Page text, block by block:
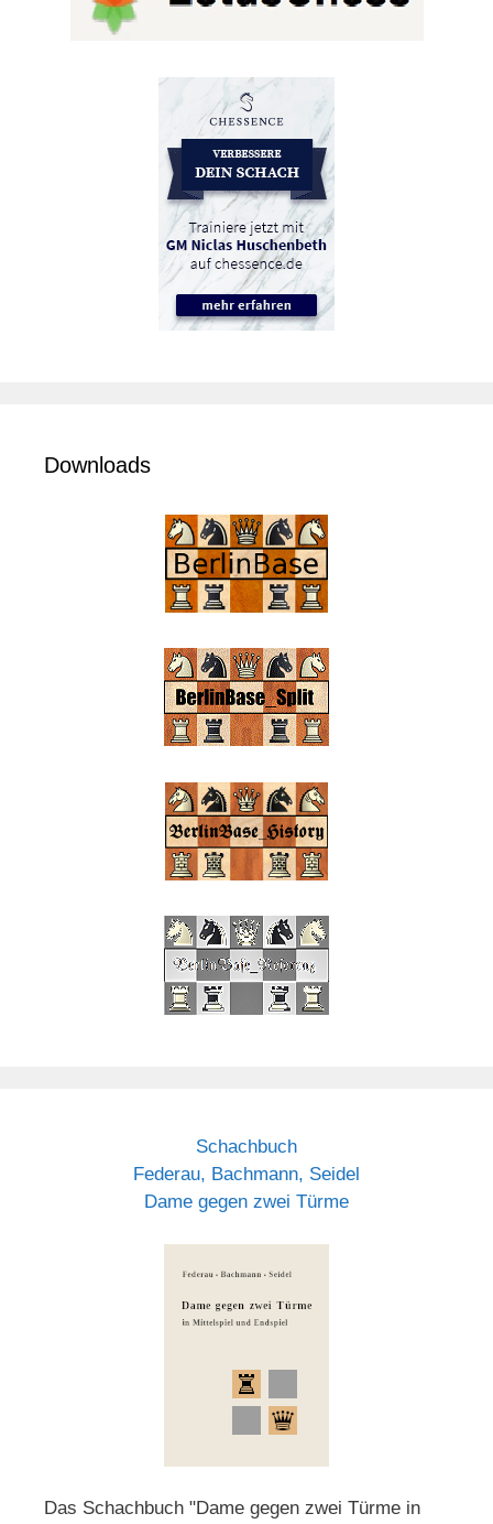
Downloads
Schachbuch
Federau, Bachmann, Seidel
Dame gegen zwei Türme
Das Schachbuch "Dame gegen zwei Türme in